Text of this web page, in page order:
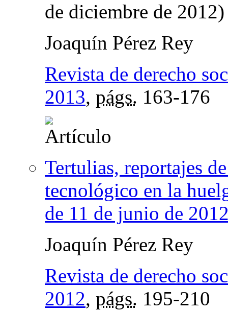
de diciembre de 2012)
Joaquín Pérez Rey
Revista de derecho
2013, págs. 163-176
Tertulias, reportajes
tecnológico en la
de 11 de junio de
Joaquín Pérez Rey
Revista de derecho
2012, págs. 195-210